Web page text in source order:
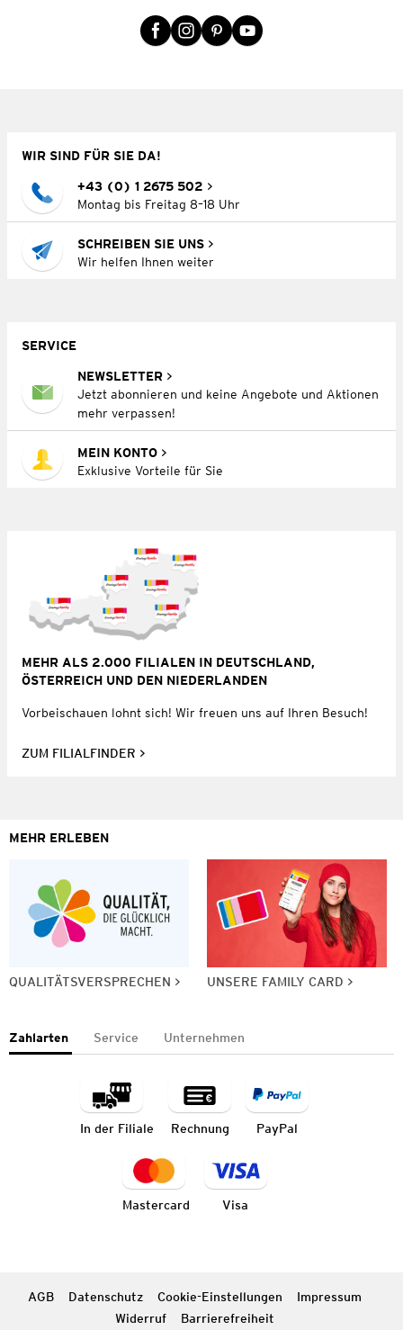
WIR SIND FÜR SIE DA!
+43 (0) 1 2675 502
Montag bis Freitag 8–18 Uhr
SCHREIBEN SIE UNS
Wir helfen Ihnen weiter
SERVICE
NEWSLETTER
Jetzt abonnieren und keine Angebote und Aktionen
mehr verpassen!
MEIN KONTO
Exklusive Vorteile für Sie
MEHR ALS 2.000 FILIALEN IN DEUTSCHLAND,
ÖSTERREICH UND DEN NIEDERLANDEN
Vorbeischauen lohnt sich! Wir freuen uns auf Ihren Besuch!
ZUM FILIALFINDER
MEHR ERLEBEN
QUALITÄTSVERSPRECHEN UNSERE FAMILY CARD
Zahlarten Service Unternehmen
In der Filiale Rechnung PayPal
Mastercard Visa
AGB Datenschutz Cookie-Einstellungen
Impressum
Widerruf
Barrierefreiheit